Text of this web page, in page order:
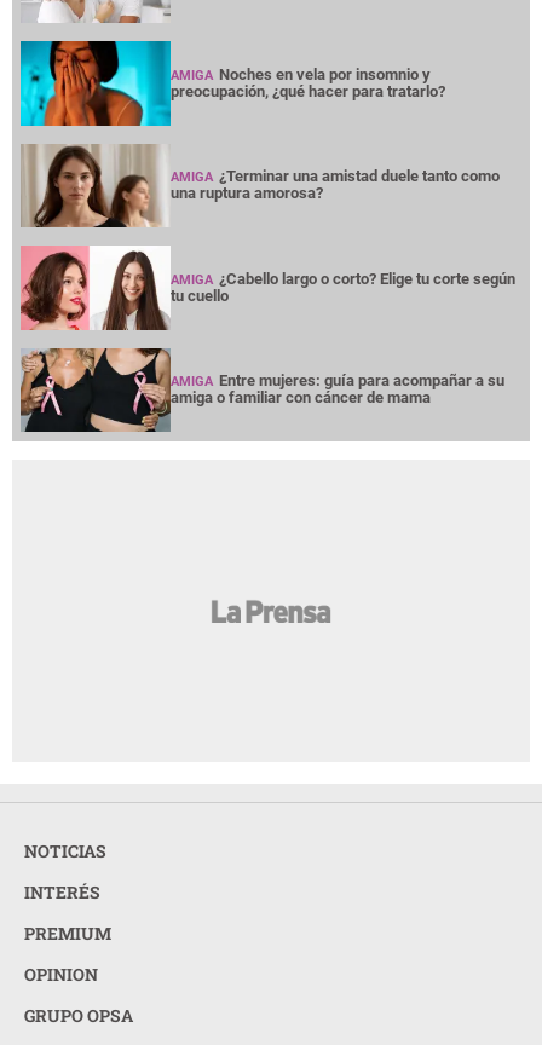
AMIGA Noches en vela por insomnio y
preocupación, ¿qué hacer para tratarlo?
AMIGA ¿Terminar una amistad duele tanto como
una ruptura amorosa?
AMIGA ¿Cabello largo o corto? Elige tu corte según
tu cuello
AMIGA Entre mujeres: guía para acompañar a su
amiga o familiar con cáncer de mama
NOTICIAS
INTERÉS
PREMIUM
OPINION
GRUPO OPSA